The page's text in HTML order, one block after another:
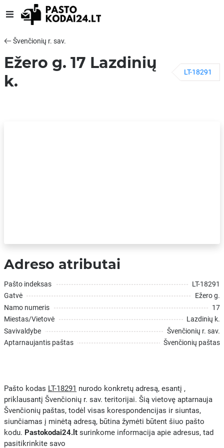
Švenčionių r. sav.
Ežero g. 17 Lazdinių
k.
LT-18291
Adreso atributai
Pašto indeksas
LT-18291
Gatvė
Ežero g.
Namo numeris
17
Miestas/Vietovė
Lazdinių k.
Savivaldybe
Švenčionių r. sav.
Aptarnaujantis paštas
Švenčionių paštas
Pašto kodas LT-18291 nurodo konkretų adresą, esantį ,
priklausantį Švenčionių r. sav. teritorijai. Šią vietovę aptarnauja
Švenčionių paštas, todėl visas korespondencijas ir siuntas,
siunčiamas į minėtą adresą, būtina žymėti būtent šiuo pašto
kodu. Pastokodai24.lt surinkome informacija apie adresus, tad
pasitikrinkite savo